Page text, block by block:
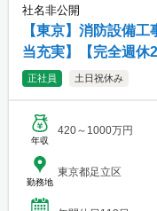
社名非公開
【東京】消防設備
当充実】【完全週休2
正社員 土日祝休み
年収
420～1000万円
勤務地
東京都足立区